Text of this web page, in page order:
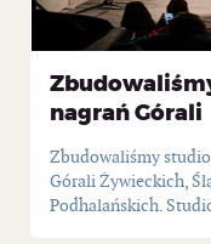
nagrań Górali
Zbudowaliśmy
Górali Żywieckich,
Podhalańskich.